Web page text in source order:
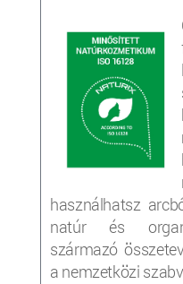
használhatsz
natúr és
származó
a nemzetközi